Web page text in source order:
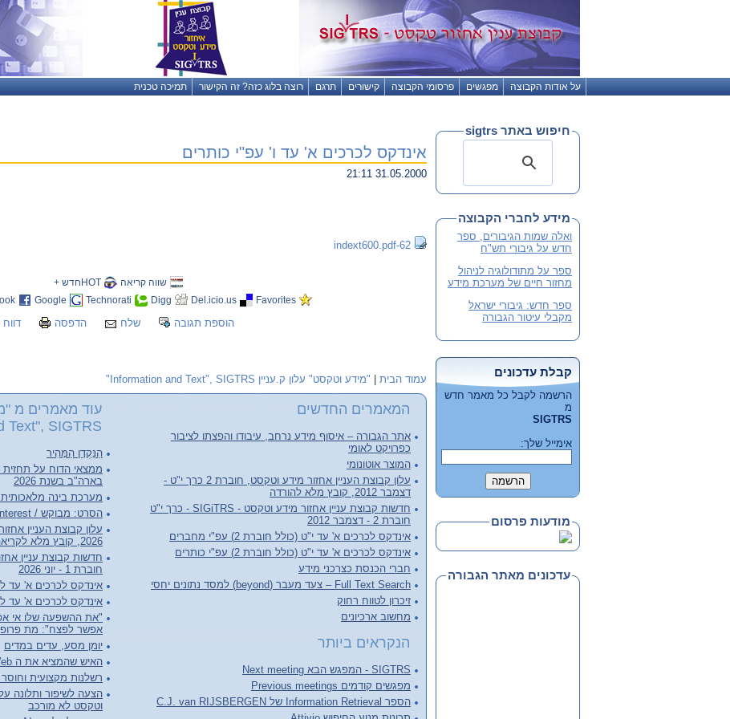
על אודות הקבוצה מפגשים פרסומי הקבוצה קישורים תרגם רוצה בלוג כזה? זה הקישור תמיכה טכנית
אינדקס לכרכים א' עד ו' עפ"י כותרים
31.05.2000 21:11
62-indext600.pdf
שווה קריאה
HOTחדש +
Favorites
Del.icio.us
Digg
Technorati
Google
הוספת תגובה שלח הדפסה דווח
עמוד הבית "מידע וטקסט" עלון ק.עניין Information and Text", SIGTRS"
המאמרים החדשים
אתר הגבורה – איסוף מידע נרחב, עיבודו והפצתו לציבור
כפרויקט לאומי
המוצר אוטונומי
עלון קבוצת העניין אחזור מידע וטקסט, חוברת 2 כרך י"ט -
דצמבר 2012, קובץ מלא להורדה
חדשות קבוצת עניין אחזור מידע וטקסט - SIGiTRS - כרך י"ט
חוברת 2 - דצמבר 2012
אינדקס לכרכים א' עד י"ט (כולל חוברת 2) עפ"י מחברים
אינדקס לכרכים א' עד י"ט (כולל חוברת 2) עפ"י כותרים
חברי הכנסת כצרכני מידע
Full Text Search – צעד מעבר (beyond) למסד נתונים יחסי
זיכרון לטווח רחוק
מחשוב ארכיונים
הנקראים ביותר
SIGTRS - המפגש הבא Next meeting
מפגשים קודמים Previous meetings
הספר Information Retrieval של C.J. van RIJSBERGEN
עוד מאמרים מ
Text", SIGTRS"
הַנַּקְדָן הַמָּהִיר
ממצאי הדוח על תחזית
בארה"ב בשנת 2026
מערכת בינה
הסרט: מבוקש / Person of Interest
2026, קובץ מלא לקריאה והורדה
חוברת 1 - יוני 2026
אינדקס לכרכים א' עד ל"ג (כולל
אינדקס לכרכים א' עד ל"ג (כולל
"את ההשפעה שלו אי
אפשר לפצח": מת פרופ'
יומן מסע, עדים במדים
האיש שהמציא את ה World Wide Web
רשלנות מקצועית וחוסר
הצעה לשיפור ותלונה
וטקסט לא מורכב
חיפוש באתר sigtrs
מידע לחברי הקבוצה
ואלה שמות הגיבורים, ספר
חדש על גיבורי תש"ח
ספר על מתודולוגיה לניהול
מחזור חיים של מערכת מידע
ספר חדש: גיבורי ישראל
מקבלי עיטור הגבורה
קבלת עדכונים
הרשמה לקבל כל מאמר חדש
מ
SIGTRS
אימייל שלך:
מודעות פרסום
עדכונים מאתר הגבורה